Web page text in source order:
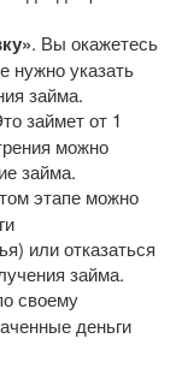
. Вы окажетесь
нужно указать
займа.
займет от 1
можно
займа.
этапе можно
или отказаться
займа.
своему
деньги